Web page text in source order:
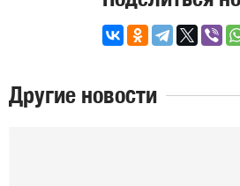
Другие новости